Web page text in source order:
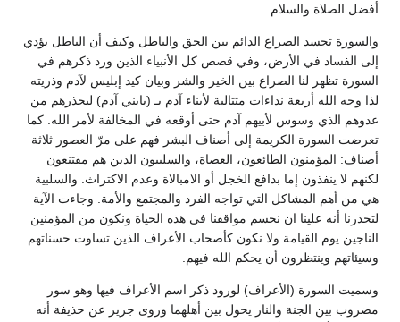
أفضل الصلاة والسلام.
والسورة تجسد الصراع الدائم بين الحق والباطل وكيف أن الباطل يؤدي
إلى الفساد في الأرض، وفي قصص كل الأنبياء الذين ورد ذكرهم في
السورة تظهر لنا الصراع بين الخير والشر وبيان كيد إبليس لآدم وذريته
لذا وجه الله أربعة نداءات متتالية لأبناء آدم بـ (يابني آدم) ليحذرهم من
عدوهم الذي وسوس لأبيهم آدم حتى أوقعه في المخالفة لأمر الله. كما
تعرضت السورة الكريمة إلى أصناف البشر فهم على مرّ العصور ثلاثة
أصناف: المؤمنون الطائعون، العصاة، والسلبيون الذين هم مقتنعون
لكنهم لا ينفذون إما بدافع الخجل أو الامبالاة وعدم الاكتراث. والسلبية
هي من أهم المشاكل التي تواجه الفرد والمجتمع والأمة. وجاءت الآية
لتحذرنا أنه علينا ان نحسم مواقفنا في هذه الحياة ونكون من المؤمنين
الناجين يوم القيامة ولا نكون كأصحاب الأعراف الذين تساوت حسناتهم
وسيئاتهم وينتظرون أن يحكم الله فيهم.
وسميت السورة (الأعراف) لورود ذكر اسم الأعراف فيها وهو سور
مضروب بين الجنة والنار يحول بين أهلهما وروى جرير عن حذيفة أنه